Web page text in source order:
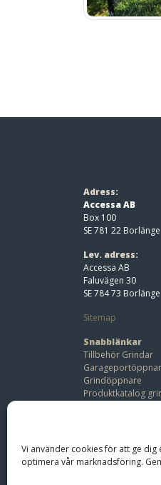
Vi använder cookies för att ge
optimera vår marknadsföring.
Adress:
Accessa AB
Box 100
SE 781 22 Borlänge
Lev. adress:
Accessa AB
Faluvägen 30
SE 784 73 Borlänge
Sitemap
Snabblänkar
Tillbehör Grindar
Grindöppnare
Produktkatalog